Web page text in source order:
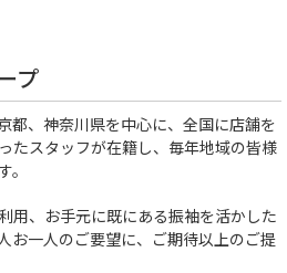
プ
都、神奈川県を中心に、全国に店舗を
たスタッフが在籍し、毎年地域の皆様
用、お手元に既にある振袖を活かした
お一人のご要望に、ご期待以上のご提